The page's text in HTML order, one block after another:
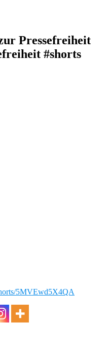
Pressefreiheit
#shorts
5MVEwd5X4QA